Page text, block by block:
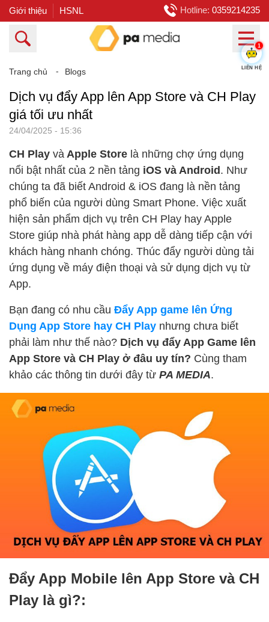
Giới thiệu HSNL Hotline: 0359214235
Trang chủ ⁃ Blogs
Dịch vụ đẩy App lên App Store và CH Play
giá tối ưu nhất
24/04/2025 - 15:36
CH Play và Apple Store là những chợ ứng dụng
nổi bật nhất của 2 nền tảng iOS và Android. Như
chúng ta đã biết Android & iOS đang là nền tảng
phổ biến của người dùng Smart Phone. Việc xuất
hiện sản phẩm dịch vụ trên CH Play hay Apple
Store giúp nhà phát hàng app dễ dàng tiếp cận với
khách hàng nhanh chóng. Thúc đẩy người dùng tải
ứng dụng về máy điện thoại và sử dụng dịch vụ từ
App.
Bạn đang có nhu cầu Đẩy App game lên Ứng
Dụng App Store hay CH Play nhưng chưa biết
phải làm như thế nào? Dịch vụ đẩy App Game lên
App Store và CH Play ở đâu uy tín? Cùng tham
khảo các thông tin dưới đây từ PA MEDIA.
Đẩy App Mobile lên App Store và CH
Play là gì?:
1
LIÊN HỆ